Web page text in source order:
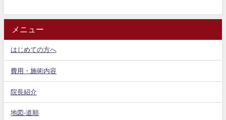
メニュー
はじめての方へ
費用・施術内容
院長紹介
地図-道順